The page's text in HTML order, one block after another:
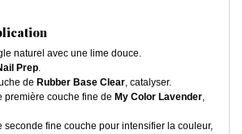
naturel avec une lime douce.
Prep.
de Rubber Base Clear, catalyser.
première couche fine de My Color Lavender,
seconde fine couche pour intensifier la couleur,